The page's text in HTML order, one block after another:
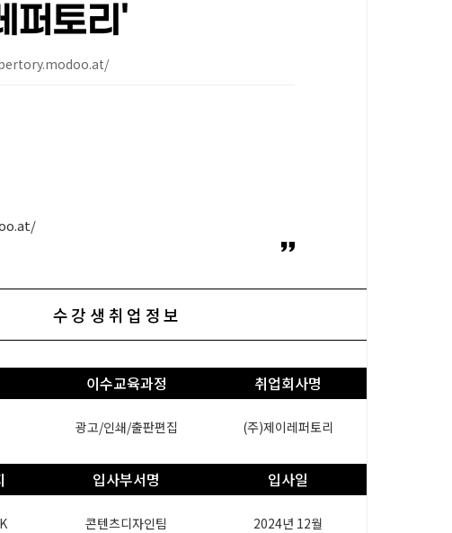
퍼토리'
수강생취업정보
이수교육과정
광고/인쇄/출판편집
취업회사명
(주)제이레퍼토리
입사부서명
콘텐츠디자인팀
입사일
2024년 12월